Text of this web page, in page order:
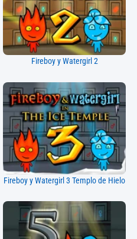
Fireboy y Watergirl 2
Fireboy y Watergirl 3 Templo de Hielo